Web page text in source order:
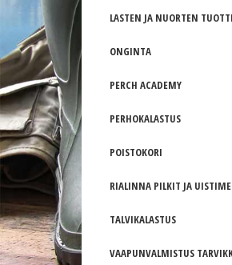
LASTEN JA NUORTEN
ONGINTA
PERCH ACADEMY
PERHOKALASTUS
POISTOKORI
RIALINNA PILKIT JA
TALVIKALASTUS
VAAPUNVALMISTUS